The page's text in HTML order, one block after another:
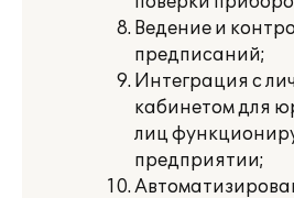
Ведение и
предписаний;
Интеграция с
кабинетом для
лиц
предприятии;